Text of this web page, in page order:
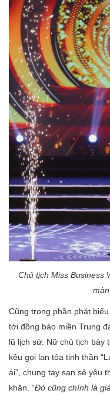
Chủ tịch Miss Business
Cũng trong phần phát
tới đồng bào miền Trung
lũ lịch sử. Nữ chủ tịch bày
kêu gọi lan tỏa tinh thần
ái”, chung tay san sẻ yêu
khăn. “Đó cũng chính là